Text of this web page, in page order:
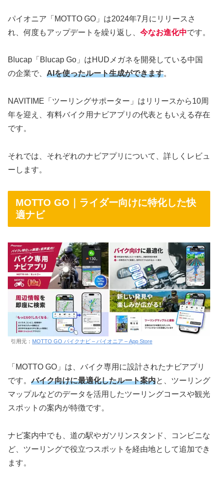
パイオニア「MOTTO GO」は2024年7月にリリースさ
れ、何度もアップデートを繰り返し、 今なお進化中です。
Blucap「Blucap Go」はHUDメガネを開発している中国
の企業で、 AIを使ったルート生成ができます。
NAVITIME「ツーリングサポーター」はリリースから10周
年を迎え、有料バイク用ナビアプリの代表ともいえる存在
です。
それでは、それぞれのナビアプリについて、詳しくレビュ
ーします。
MOTTO GO｜ライダー向けに特化した快
適ナビ
引用元： MOTTO GO バイクナビ – パイオニア – App Store
「MOTTO GO」は、バイク専用に設計されたナビアプリ
です。バイク向けに最適化したルート案内と、ツーリング
マップルなどのデータを活用したツーリングコースや観光
スポットの案内が特徴です。
ナビ案内中でも、道の駅やガソリンスタンド、コンビニな
ど、ツーリングで役立つスポットを経由地として追加でき
ます。